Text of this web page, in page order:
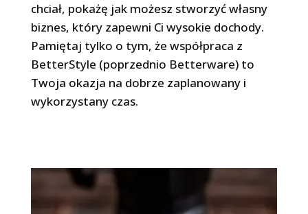
chciał, pokażę jak możesz stworzyć własny
biznes, który zapewni Ci wysokie dochody.
Pamiętaj tylko o tym, że współpraca z
BetterStyle (poprzednio Betterware) to
Twoja okazja na dobrze zaplanowany i
wykorzystany czas.